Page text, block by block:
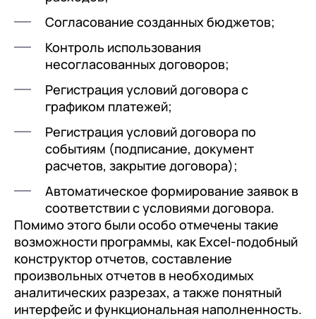
Согласование созданных бюджетов;
Контроль использования
несогласованных договоров;
Регистрация условий договора с
графиком платежей;
Регистрация условий договора по
событиям (подписание, документ
расчетов, закрытие договора);
Автоматическое формирование заявок в
соответствии с условиями договора.
Помимо этого были особо отмечены такие
возможности программы, как Excel-подобный
конструктор отчетов, составление
произвольных отчетов в необходимых
аналитических разрезах, а также понятный
интерфейс и функциональная наполненность.
Доки 1С